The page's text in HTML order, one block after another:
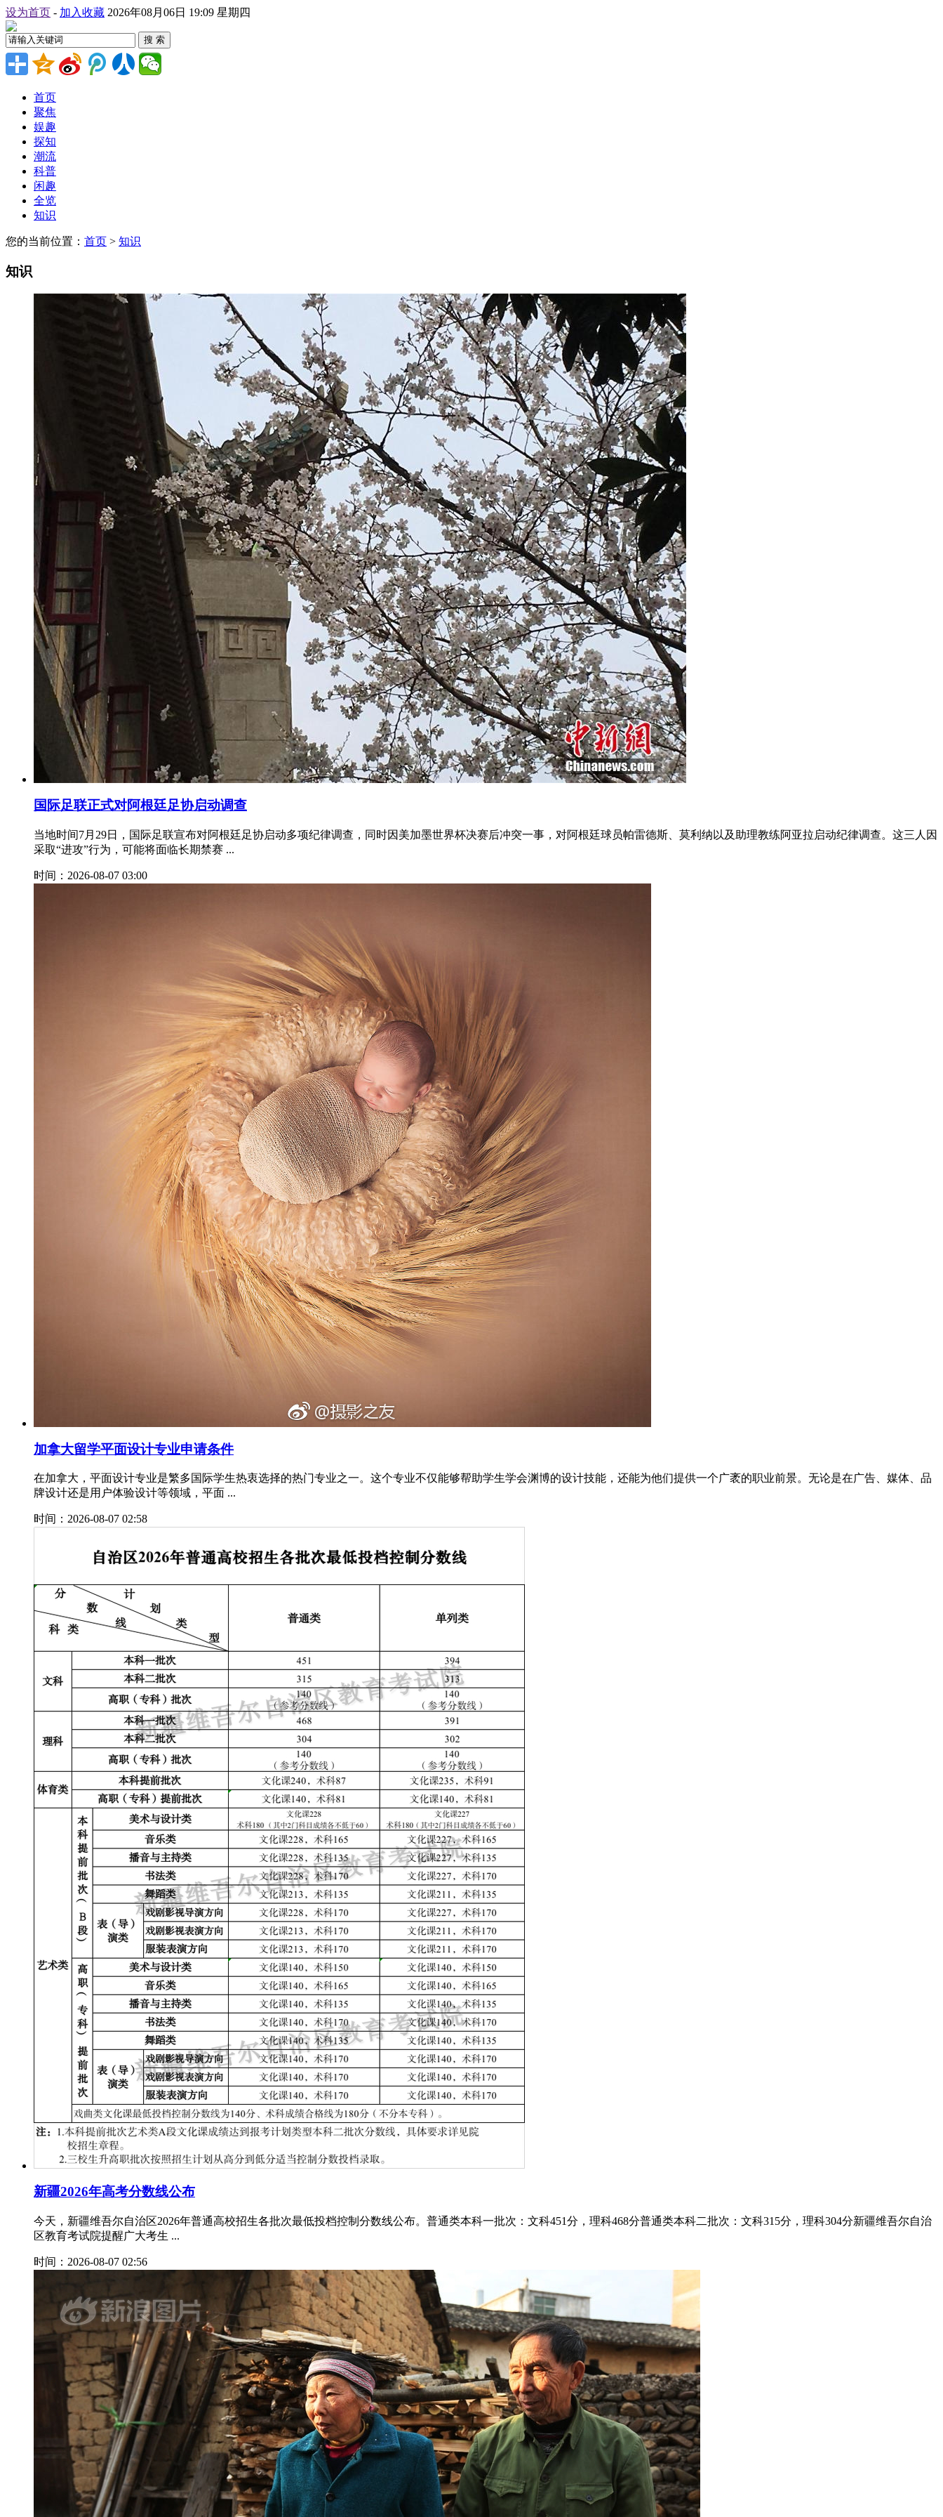
设为首页 - 加入收藏 2026年08月06日 19:09 星期四
搜 索
首页
聚焦
娱趣
探知
潮流
科普
闲趣
全览
知识
您的当前位置： 首页 > 知识
知识
国际足联正式对阿根廷足协启动调查
当地时间7月29日，国际足联宣布对阿根廷足协启动多项纪律调查，同时因美加墨世界杯决赛后冲突一事，对阿根廷球员帕雷德斯、莫利纳以及助理教练阿亚拉启动纪律调查。这三人因
采取“进攻”行为，可能将面临长期禁赛 ...
时间：2026-08-07 03:00
加拿大留学平面设计专业申请条件
在加拿大，平面设计专业是繁多国际学生热衷选择的热门专业之一。这个专业不仅能够帮助学生学会渊博的设计技能，还能为他们提供一个广袤的职业前景。无论是在广告、媒体、品
牌设计还是用户体验设计等领域，平面 ...
时间：2026-08-07 02:58
新疆2026年高考分数线公布
今天，新疆维吾尔自治区2026年普通高校招生各批次最低投档控制分数线公布。普通类本科一批次：文科451分，理科468分普通类本科二批次：文科315分，理科304分新疆维吾尔自治
区教育考试院提醒广大考生 ...
时间：2026-08-07 02:56